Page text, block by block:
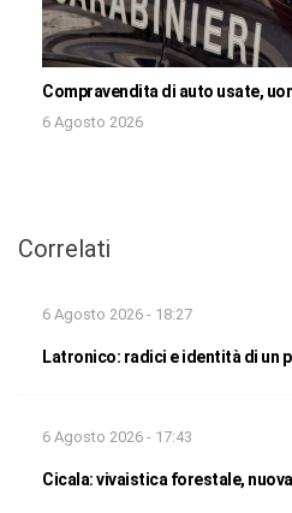
Compravendita di auto usate,
6 Agosto 2026
Correlati
6 Agosto 2026 - 18:27
Latronico: radici e identità di un
6 Agosto 2026 - 17:43
Cicala: vivaistica forestale,